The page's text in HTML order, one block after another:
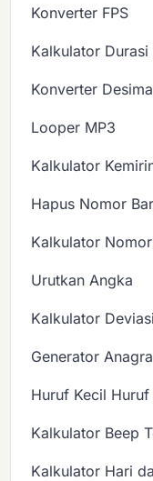
Konverter FPS
Kalkulator Durasi
Konverter
Looper MP3
Kalkulator
Hapus Nomor
Kalkulator
Urutkan Angka
Kalkulator
Generator
Huruf Kecil Huruf
Kalkulator Beep
Kalkulator Hari